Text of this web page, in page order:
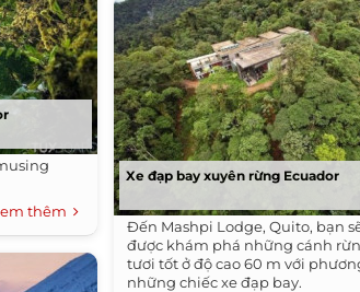
thêm
Xe đạp bay xuyên rừng Ecuador
Đến Mashpi Lodge, Quito, bạn
được khám phá những cánh
tươi tốt ở độ cao 60 m với
những chiếc xe đạp bay.